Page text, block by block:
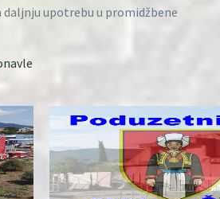
daljnju upotrebu u promidžbene